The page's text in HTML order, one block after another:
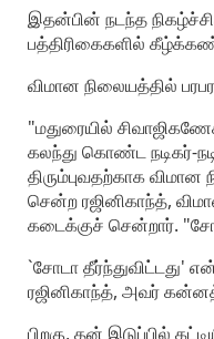
இதன்பின் நடந்த
பத்திரிகைகளில்
விமான நிலையத்தில்
"மதுரையில்
கலந்து கொண்ட நடிகர்-
திரும்புவதற்காக
சென்ற ரஜினிகாந்த்,
கடைக்குச் சென்றார்.
`சோடா தீர்ந்துவிட்டது'
ரஜினிகாந்த், அவர்
பிறகு, தன் இடுப்பில்